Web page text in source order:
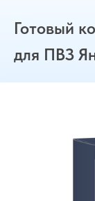
Готовый
для ПВЗ